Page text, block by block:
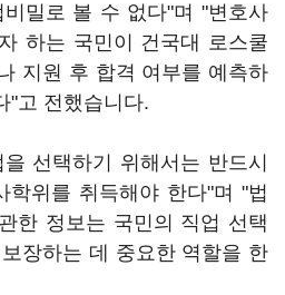
밀로 볼 수 없다"며 "변호사
하는 국민이 건국대 로스쿨
지원 후 합격 여부를 예측하
"고 전했습니다.
선택하기 위해서는 반드시
학위를 취득해야 한다"며 "법
한 정보는 국민의 직업 선택
장하는 데 중요한 역할을 한